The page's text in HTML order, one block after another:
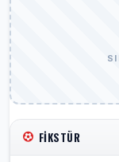
FIKSTÜR